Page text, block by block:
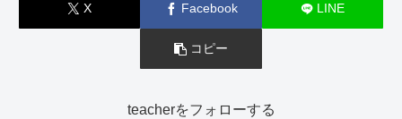
X Facebook LINE
コピー
teacherをフォローする